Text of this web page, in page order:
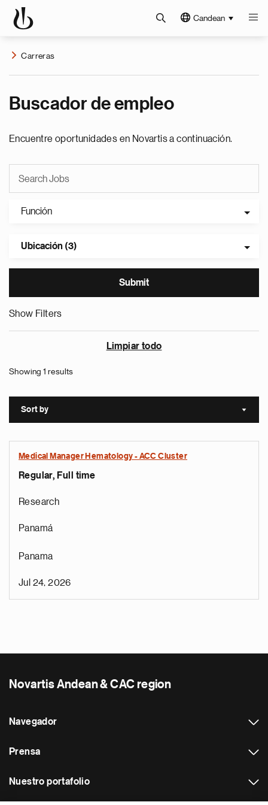
Candean
Carreras
Buscador de empleo
Encuentre oportunidades en Novartis a continuación.
Función
Ubicación (3)
Show Filters
Limpiar todo
Showing 1 results
Sort by Sort
Medical Manager Hematology - ACC Cluster
Regular, Full time
Research
Panamá
Panama
Jul 24, 2026
Novartis Andean & CAC region
Navegador
Prensa
Nuestro portafolio